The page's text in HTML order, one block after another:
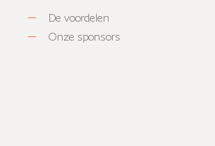
De voordelen
Onze sponsors